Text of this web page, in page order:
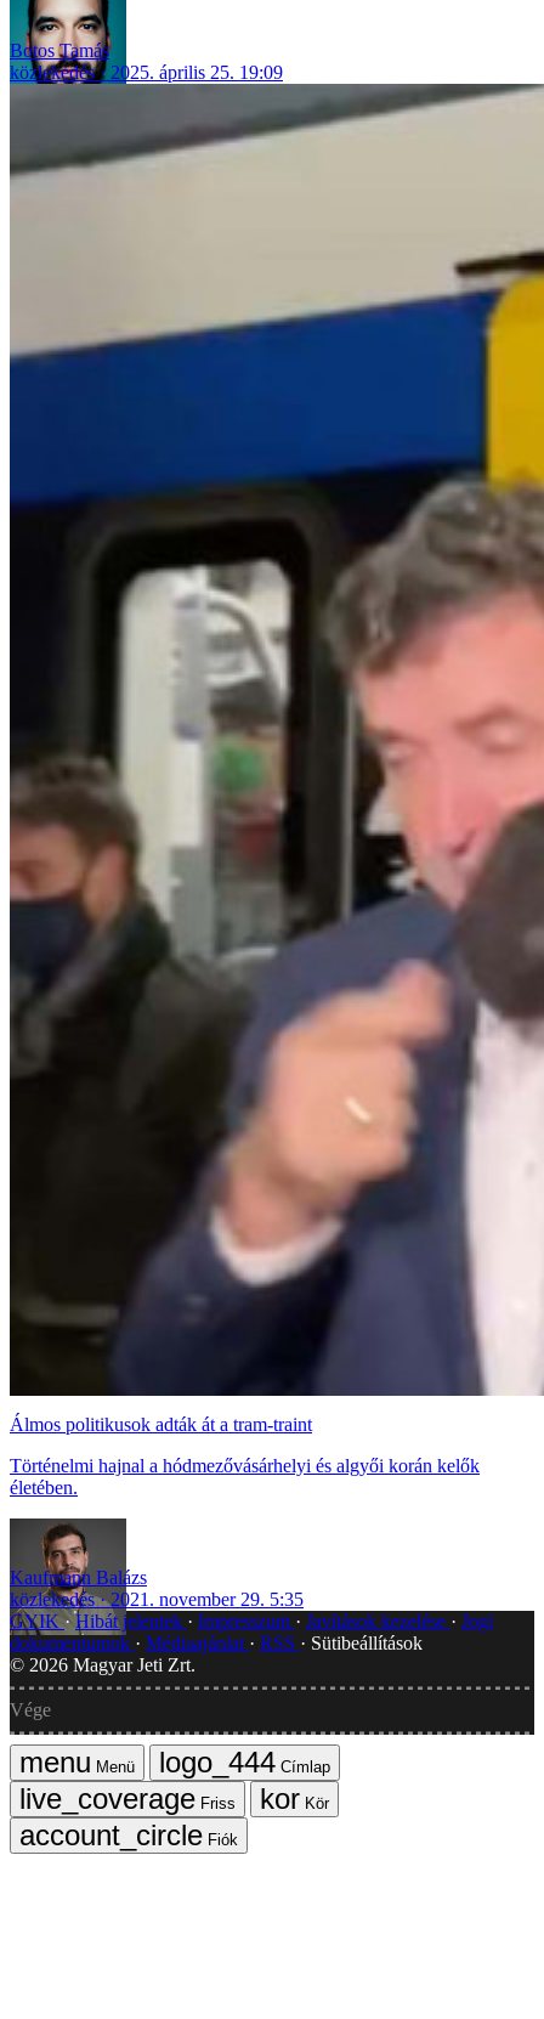
Botos Tamás
közlekedés
2025. április 25. 19:09
Álmos politikusok adták át a tram-traint
Történelmi hajnal a hódmezővásárhelyi és algyői korán kelők
életében.
Kaufmann Balázs
közlekedés
2021. november 29. 5:35
GYIK
Hibát jelentek Impresszum Javítások kezelése
Jogi
dokumentumok
Médiaajánlat RSS
Sütibeállítások
© 2026 Magyar Jeti Zrt.
Vége
Menü
Címlap
Friss
Kör
Fiók